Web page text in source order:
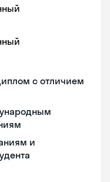
с отличием
и